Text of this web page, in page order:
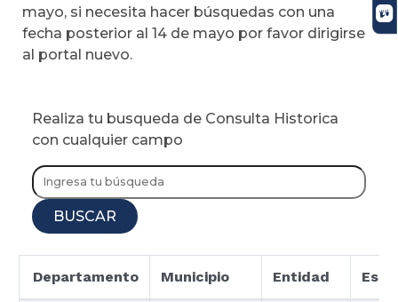
mayo, si necesita hacer búsquedas con una
fecha posterior al 14 de mayo por favor dirigirse
al portal nuevo.
Realiza tu busqueda de Consulta Historica
con cualquier campo
BUSCAR
Departamento Municipio Entidad